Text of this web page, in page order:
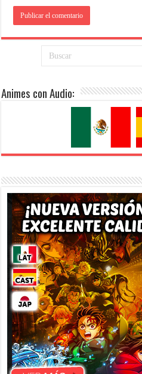
Animes con Audio: